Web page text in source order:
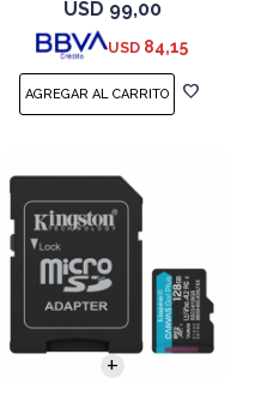
USD 99,00
USD 84,15